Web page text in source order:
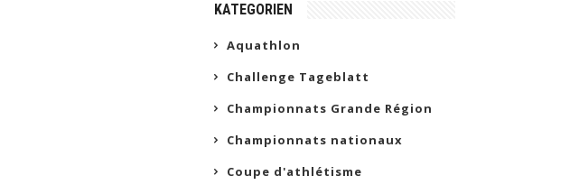
KATEGORIEN
Aquathlon
Challenge Tageblatt
Championnats Grande Région
Championnats nationaux
Coupe d'athlétisme